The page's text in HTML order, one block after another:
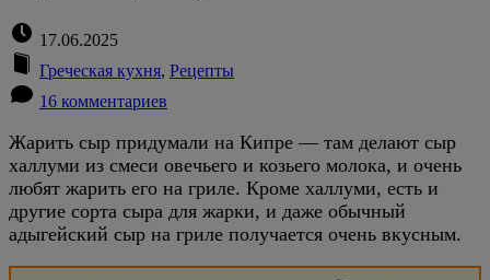
17.06.2025
Греческая кухня, Рецепты
16 комментариев
Жарить сыр придумали на Кипре — там делают сыр
халлуми из смеси овечьего и козьего молока, и очень
любят жарить его на гриле. Кроме халлуми, есть и
другие сорта сыра для жарки, и даже обычный
адыгейский сыр на гриле получается очень вкусным.